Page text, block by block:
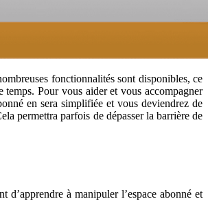
fonctionnalités sont disponibles, ce
Pour vous aider et vous accompagner
en sera simplifiée et vous deviendrez de
permettra parfois de dépasser la barrière de
à manipuler l’espace abonné et